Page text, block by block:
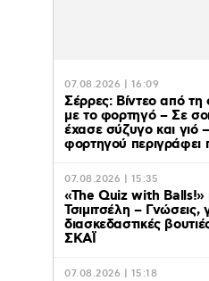
07.08.2026 | 16:09
Σέρρες: Βίντεο από
με το φορτηγό – Σε
έχασε σύζυγο και γιό
φορτηγού περιγράφει
07.08.2026 | 15:35
«The Quiz with Balls!»
Τσιμιτσέλη – Γνώσεις,
διασκεδαστικές
ΣΚΑΪ
07.08.2026 | 15:18